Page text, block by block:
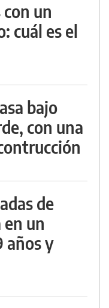
con un
cuál es el
bajo
con una
de
en un
años y